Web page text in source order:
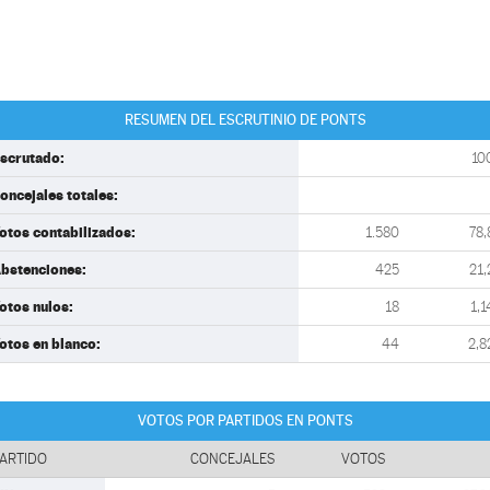
RESUMEN DEL ESCRUTINIO DE PONTS
totales:
contabilizados: 1.580
425
nulos: 18
en blanco: 44
VOTOS POR PARTIDOS EN PONTS
CONCEJALES VOTOS